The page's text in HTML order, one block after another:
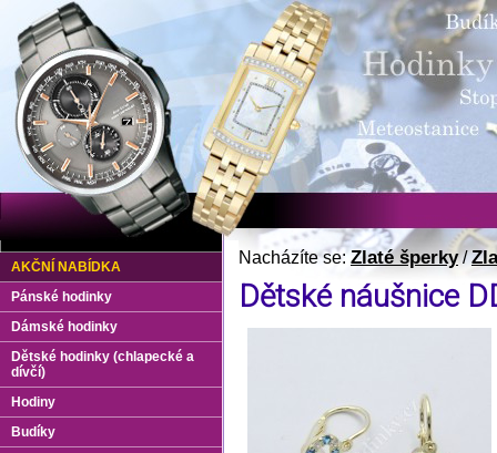
Nacházíte se:Zlaté šperky/
Dětské náušnice
AKČNÍ NABÍDKA
Pánské hodinky
Dámské hodinky
Dětské hodinky (chlapecké a
dívčí)
Hodiny
Budíky